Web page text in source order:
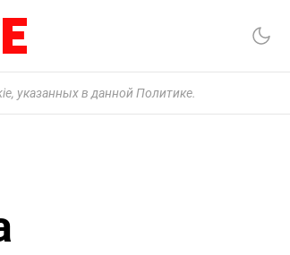
указанных в данной Политике.